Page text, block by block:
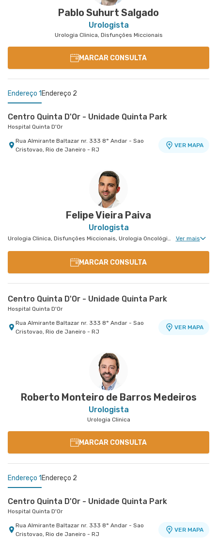
Pablo Suhurt Salgado
Urologista
Urologia Clinica, Disfunções Miccionais
MARCAR CONSULTA
Endereço 1 Endereço 2
Centro Quinta D'Or - Unidade Quinta Park
Hospital Quinta D'Or
Rua Almirante Baltazar nr. 333 8° Andar - Sao
Cristovao, Rio de Janeiro - RJ
VER MAPA
Rua da Gloria nr. 122 5° Andar - Gloria, Rio de
Felipe Vieira Paiva
Urologista
Urologia Clinica, Disfunções Miccionais, Urologia Oncológica, Cirurgia Robótica Urológica Ver mais
MARCAR CONSULTA
Centro Quinta D'Or - Unidade Quinta Park
Hospital Quinta D'Or
Rua Almirante Baltazar nr. 333 8° Andar - Sao
Cristovao, Rio de Janeiro - RJ
VER MAPA
Roberto Monteiro de Barros Medeiros
Urologista
Urologia Clinica
MARCAR CONSULTA
Endereço 1 Endereço 2
Centro Quinta D'Or - Unidade Quinta Park
Hospital Quinta D'Or
Rua Almirante Baltazar nr. 333 8° Andar - Sao
Cristovao, Rio de Janeiro - RJ
VER MAPA